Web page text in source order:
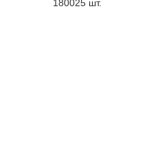
180025 шт.